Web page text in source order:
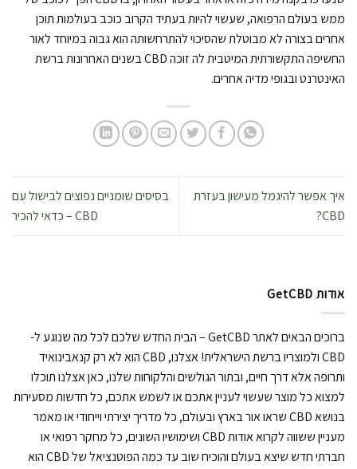
ממש בעולם הרפואה, שעשוי להיות בעתיד הקרוב כוכב בעולמות תוכן
אחרים בצורה לא מבוטלת שהסיכוי להתרחשותה הוא גבוה במיוחד לאור
החשיפה התקשורתית המיטבית לה זוכה CBD בשנים האחרונות ברשת
האינטרנט ובגופי מדיה אחרים.
איך אפשר להיגמל מעישון בעזרת
CBD?
בסיסים שומניים נפוצים לבישול עם
CBD – כדאי להכיר
אודות GetCBD
ברוכים הבאים לאתר GetCBD – הבית החדש שלכם לכל מה שנוגע ל-
CBD ולמוצריו ברשת הישראלית! אצלנו, CBD הוא לא רק קנאבינואיד
ותרופה אלא דרך חיים, ובתור הגולשים והלקוחות שלנו, כאן אצלנו תוכלו
למצוא כל מוצר שעשוי לעניין אתכם או לשמש אתכם, כל חדשות מסעירות
בנושא CBD שראו אור בארץ ובעולם, כל מדריך יצירתי וייחודי או מאמר
מעניין ששווה לקרוא אודות CBD ושימושיו השונים, כל מחקר רפואי או
חברתי חדש שיצא בעולם והוכיח שוב עד כמה הפוטנציאל של CBD הוא